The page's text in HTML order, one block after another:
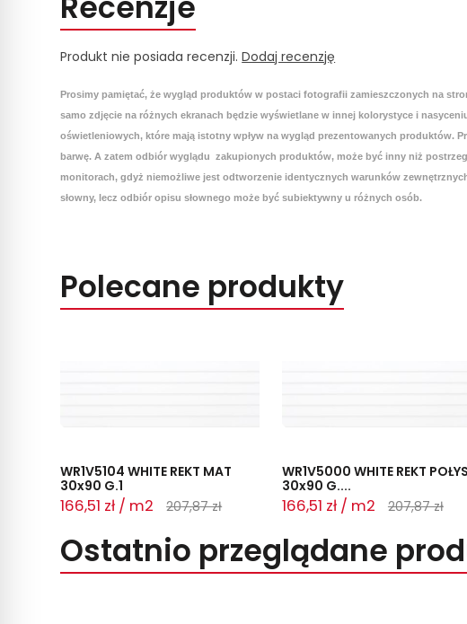
Produkt nie posiada recenzji.Dodaj recenzję
Prosimy pamiętać, że wygląd produktów w postaci fotografii zamieszczonych na
samo zdjęcie na różnych ekranach będzie wyświetlane w innej kolorystyce i
oświetleniowych, które mają istotny wpływ na wygląd prezentowanych produktów.
barwę. A zatem odbiór wyglądu zakupionych produktów, może być inny niż
monitorach, gdyż niemożliwe jest odtworzenie identycznych warunków
słowny, lecz odbiór opisu słownego może być subiektywny u różnych osób.
Polecane produkty
WR1V5104 WHITE REKT MAT
30x90 G.1
166,51 zł / m2 207,87 zł
WR1V5000 WHITE REKT
30x90 G....
166,51 zł / m2 207,87 zł
Ostatnio przeglądane